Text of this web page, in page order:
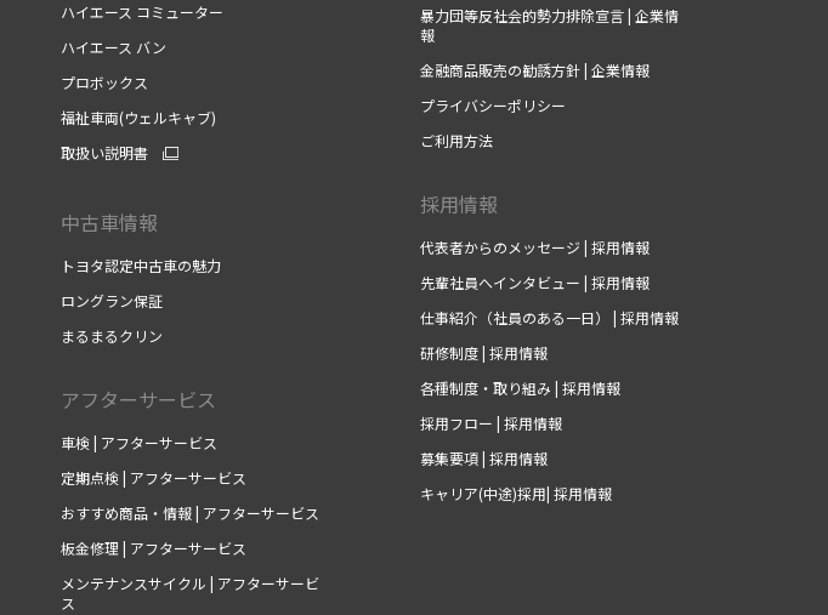
ハイエース コミューター
ハイエース バン
プロボックス
福祉車両(ウェルキャブ)
取扱い説明書
中古車情報
トヨタ認定中古車の魅力
ロングラン保証
まるまるクリン
アフターサービス
車検 | アフターサービス
定期点検 | アフターサービス
おすすめ商品・情報 | アフターサービス
板金修理 | アフターサービス
メンテナンスサイクル | アフターサービ
ス
暴力団等反社会的勢力排除宣言 | 企業情
報
金融商品販売の勧誘方針 | 企業情報
プライバシーポリシー
ご利用方法
採用情報
代表者からのメッセージ | 採用情報
先輩社員へインタビュー | 採用情報
仕事紹介（社員のある一日） | 採用情報
研修制度 | 採用情報
各種制度・取り組み | 採用情報
採用フロー | 採用情報
募集要項 | 採用情報
キャリア(中途)採用| 採用情報